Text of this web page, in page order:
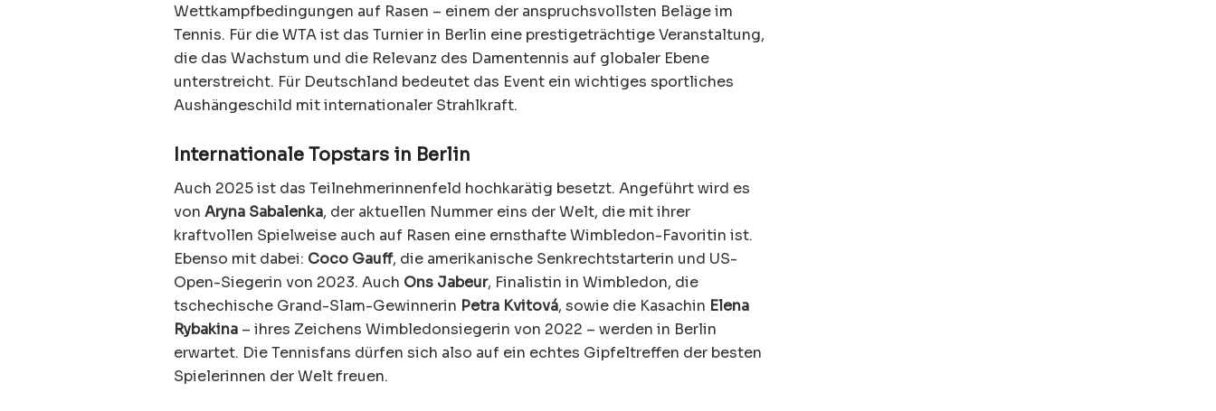
Wettkampfbedingungen auf Rasen – einem der anspruchsvollsten Beläge im
Tennis. Für die WTA ist das Turnier in Berlin eine prestigeträchtige Veranstaltung,
die das Wachstum und die Relevanz des Damentennis auf globaler Ebene
unterstreicht. Für Deutschland bedeutet das Event ein wichtiges sportliches
Aushängeschild mit internationaler Strahlkraft.
Internationale Topstars in Berlin
Auch 2025 ist das Teilnehmerinnenfeld hochkarätig besetzt. Angeführt wird es
von Aryna Sabalenka, der aktuellen Nummer eins der Welt, die mit ihrer
kraftvollen Spielweise auch auf Rasen eine ernsthafte Wimbledon-Favoritin ist.
Ebenso mit dabei: Coco Gauff, die amerikanische Senkrechtstarterin und US-
Open-Siegerin von 2023. Auch Ons Jabeur, Finalistin in Wimbledon, die
tschechische Grand-Slam-Gewinnerin Petra Kvitová, sowie die Kasachin Elena
Rybakina – ihres Zeichens Wimbledonsiegerin von 2022 – werden in Berlin
erwartet. Die Tennisfans dürfen sich also auf ein echtes Gipfeltreffen der besten
Spielerinnen der Welt freuen.